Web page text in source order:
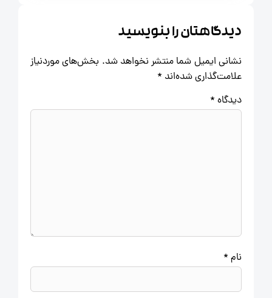
دیدگاهتان را بنویسید
نشانی ایمیل شما منتشر نخواهد شد.بخش‌های موردنیاز
علامت‌گذاری شده‌اند*
*